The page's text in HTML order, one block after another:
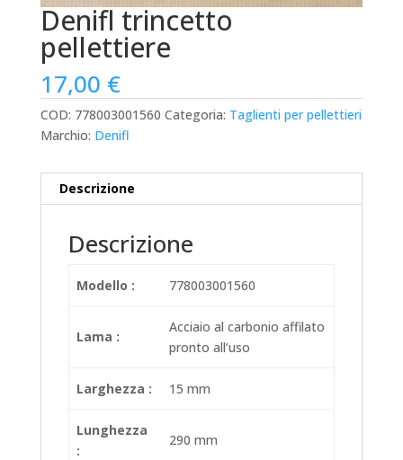
Denifl trincetto
pellettiere
17,00 €
COD: 778003001560 Categoria: Taglienti per pellettieri
Marchio: Denifl
Descrizione
Descrizione
Modello : 778003001560
Lama :
Acciaio al carbonio affilato
pronto all’uso
Larghezza : 15 mm
Lunghezza
:
290 mm